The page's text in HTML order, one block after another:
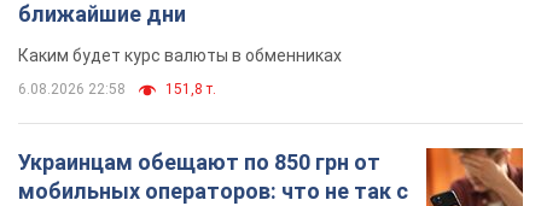
ближайшие дни
Каким будет курс валюты в обменниках
6.08.2026 22:58 151,8 т.
Украинцам обещают по 850 грн от
мобильных операторов: что не так с